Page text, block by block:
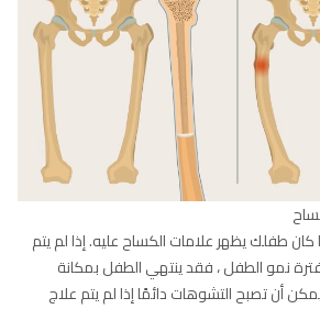
كان طفلك يظهر علامات الكساح عليه. إذا لم يتم
نمو الطفل ، فقد ينتهي الطفل بمكانة
أن تصبح التشوهات دائمًا إذا لم يتم علاج